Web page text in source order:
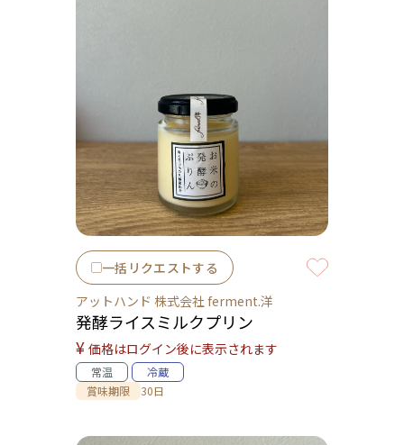
一括リクエストする
アットハンド 株式会社 ferment.洋
発酵ライスミルクプリン
¥ 価格はログイン後に表示されます
常温
冷蔵
賞味期限
30日